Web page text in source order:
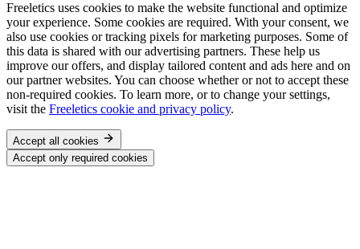
Freeletics uses cookies to make the website functional and optimize
your experience. Some cookies are required. With your consent, we
also use cookies or tracking pixels for marketing purposes. Some of
this data is shared with our advertising partners. These help us
improve our offers, and display tailored content and ads here and on
our partner websites. You can choose whether or not to accept these
non-required cookies. To learn more, or to change your settings,
visit the Freeletics cookie and privacy policy.
Accept all cookies
Accept only required cookies